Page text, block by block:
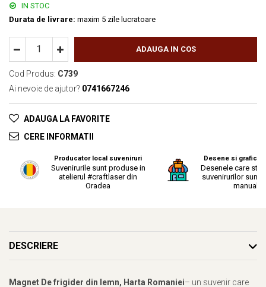
Palatul Culturii Iasi
IN STOC
Durata de livrare: maxim 5 zile lucratoare
ADAUGA IN COS
Cod Produs: C739
Ai nevoie de ajutor? 0741667246
ADAUGA LA FAVORITE
CERE INFORMATII
Producator local suveniruri
Suvenirurile sunt produse in
atelierul #craftlaser din
Oradea
Desene si grafica
Desenele care
suvenirurilor sunt
manual.
DESCRIERE
Magnet De frigider din lemn, Harta Romaniei– un suvenir care